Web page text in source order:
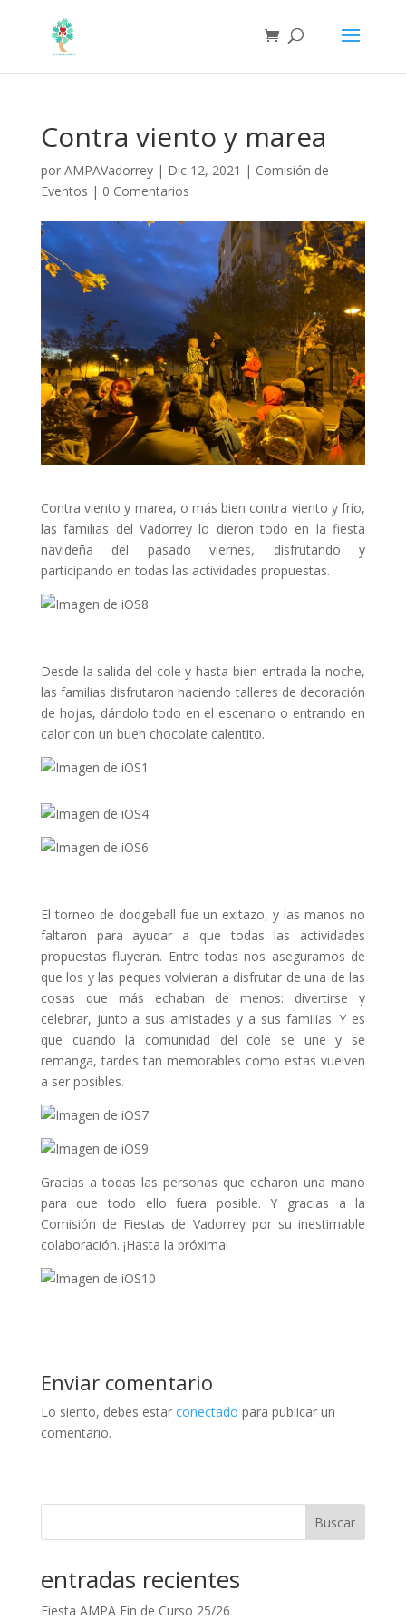
Contra viento y marea
por AMPAVadorrey| Dic 12, 2021 | Comisión de
Eventos | 0 Comentarios
Contra viento y marea, o más bien contra viento y frío,
las familias del Vadorrey lo dieron todo en la fiesta
navideña del pasado viernes, disfrutando y
participando en todas las actividades propuestas.
Desde la salida del cole y hasta bien entrada la noche,
las familias disfrutaron haciendo talleres de decoración
de hojas, dándolo todo en el escenario o entrando en
calor con un buen chocolate calentito.
El torneo de dodgeball fue un exitazo, y las manos no
faltaron para ayudar a que todas las actividades
propuestas fluyeran. Entre todas nos aseguramos de
que los y las peques volvieran a disfrutar de una de las
cosas que más echaban de menos: divertirse y
celebrar, junto a sus amistades y a sus familias. Y es
que cuando la comunidad del cole se une y se
remanga, tardes tan memorables como estas vuelven
a ser posibles.
Gracias a todas las personas que echaron una mano
para que todo ello fuera posible. Y gracias a la
Comisión de Fiestas de Vadorrey por su inestimable
colaboración. ¡Hasta la próxima!
Enviar comentario
Lo siento, debes estar conectado para publicar un
comentario.
Buscar
entradas recientes
Fiesta AMPA Fin de Curso 25/26